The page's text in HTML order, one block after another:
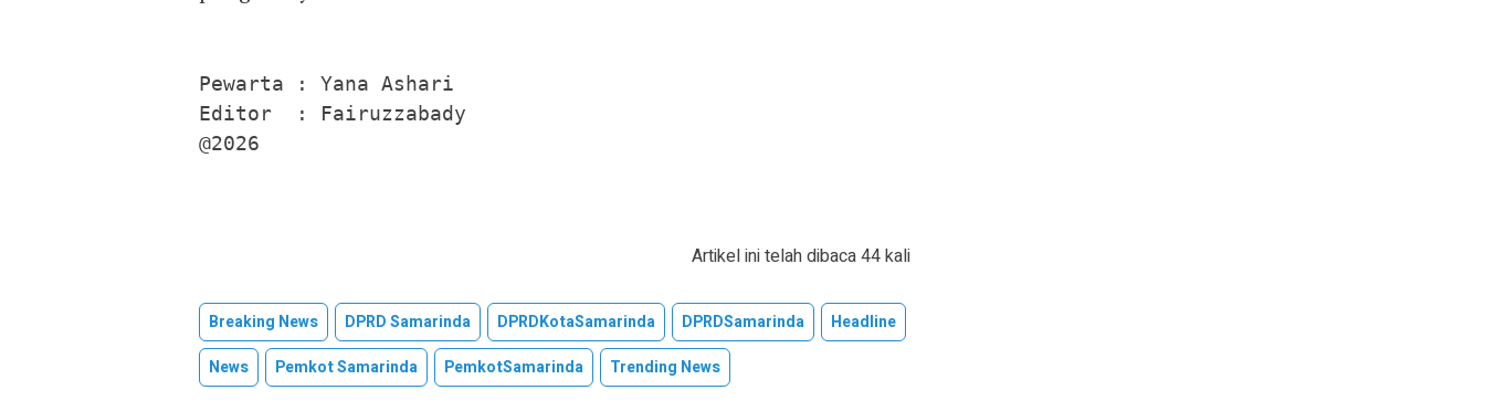
Pewarta : Yana Ashari
Editor  : Fairuzzabady
@2026
Artikel ini telah dibaca 44 kali
Breaking News DPRD Samarinda DPRDKotaSamarinda DPRDSamarinda
Headline
News
Pemkot Samarinda PemkotSamarinda Trending News